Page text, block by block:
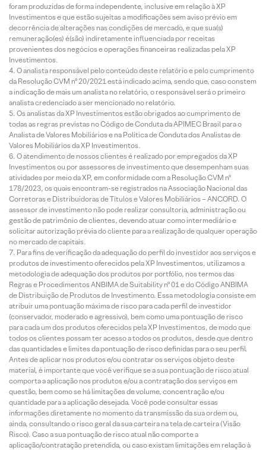
foram produzidas de forma independente, inclusive em relação à XP
Investimentos e que estão sujeitas a modificações sem aviso prévio em
decorrência de alterações nas condições de mercado, e que sua(s)
remuneração(es) é(são) indiretamente influenciada por receitas
provenientes dos negócios e operações financeiras realizadas pela XP
Investimentos.
O analista responsável pelo conteúdo deste relatório e pelo cumprimento
da Resolução CVM nº 20/2021 está indicado acima, sendo que, caso constem
a indicação de mais um analista no relatório, o responsável será o primeiro
analista credenciado a ser mencionado no relatório.
Os analistas da XP Investimentos estão obrigados ao cumprimento de
todas as regras previstas no Código de Conduta da APIMEC Brasil para o
Analista de Valores Mobiliários e na Política de Conduta dos Analistas de
Valores Mobiliários da XP Investimentos.
O atendimento de nossos clientes é realizado por empregados da XP
Investimentos ou por assessores de investimento que desempenham suas
atividades por meio da XP, em conformidade com a Resolução CVM nº
178/2023, os quais encontram-se registrados na Associação Nacional das
Corretoras e Distribuidoras de Títulos e Valores Mobiliários – ANCORD. O
assessor de investimento não pode realizar consultoria, administração ou
gestão de patrimônio de clientes, devendo atuar como intermediário e
solicitar autorização prévia do cliente para a realização de qualquer operação
no mercado de capitais.
Para fins de verificação da adequação do perfil do investidor aos serviços e
produtos de investimento oferecidos pela XP Investimentos, utilizamos a
metodologia de adequação dos produtos por portfólio, nos termos das
Regras e Procedimentos ANBIMA de Suitability nº 01 e do Código ANBIMA
de Distribuição de Produtos de Investimento. Essa metodologia consiste em
atribuir uma pontuação máxima de risco para cada perfil de investidor
(conservador, moderado e agressivo), bem como uma pontuação de risco
para cada um dos produtos oferecidos pela XP Investimentos, de modo que
todos os clientes possam ter acesso a todos os produtos, desde que dentro
das quantidades e limites da pontuação de risco definidas para o seu perfil.
Antes de aplicar nos produtos e/ou contratar os serviços objeto deste
material, é importante que você verifique se a sua pontuação de risco atual
comporta a aplicação nos produtos e/ou a contratação dos serviços em
questão, bem como se há limitações de volume, concentração e/ou
quantidade para a aplicação desejada. Você pode consultar essas
informações diretamente no momento da transmissão da sua ordem ou,
ainda, consultando o risco geral da sua carteira na tela de carteira (Visão
Risco). Caso a sua pontuação de risco atual não comporte a
aplicação/contratação pretendida, ou caso existam limitações em relação à